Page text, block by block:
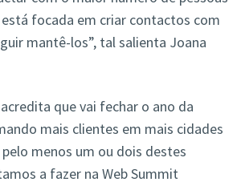
está focada em criar contactos com
mantê-los”, tal salienta Joana
que vai fechar o ano da
mais clientes em mais cidades
menos um ou dois destes
a fazer na Web Summit